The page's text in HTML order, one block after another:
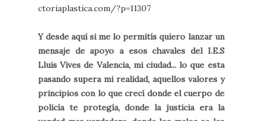
ctoriaplastica.com/?p=11307
Y desde aquí si me lo permitís quiero lanzar un
mensaje de apoyo a esos chavales del I.E.S
Lluis Vives de Valencia, mi ciudad... lo que esta
pasando supera mi realidad, aquellos valores y
principios con lo que crecí donde el cuerpo de
policía te protegía, donde la justicia era la